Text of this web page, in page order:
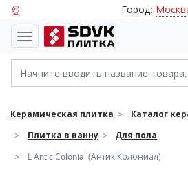
Город:
Керамическая плитка
Каталог
Плитка в ванну
Для пола
L Antic Colonial (Антик Колониал)